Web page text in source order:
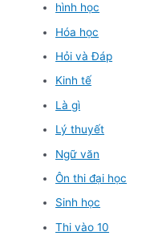
hình học
Hóa học
Hỏi và Đáp
Kinh tế
Là gì
Lý thuyết
Ngữ văn
Ôn thi đại học
Sinh học
Thi vào 10